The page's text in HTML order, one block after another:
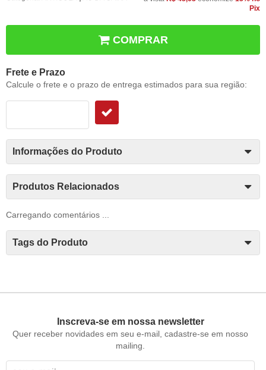
Pix
COMPRAR
Frete e Prazo
Calcule o frete e o prazo de entrega estimados para sua região:
Informações do Produto
Produtos Relacionados
Carregando comentários ...
Tags do Produto
Inscreva-se em nossa newsletter
Quer receber novidades em seu e-mail, cadastre-se em nosso
mailing.